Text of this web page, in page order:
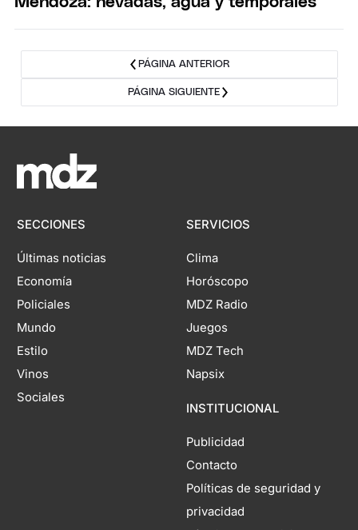
PÁGINA ANTERIOR
PÁGINA SIGUIENTE
SECCIONES
Últimas noticias
Economía
Policiales
Mundo
Estilo
Vinos
Sociales
SERVICIOS
Clima
Horóscopo
MDZ Radio
Juegos
MDZ Tech
Napsix
INSTITUCIONAL
Publicidad
Contacto
Políticas de seguridad y
privacidad